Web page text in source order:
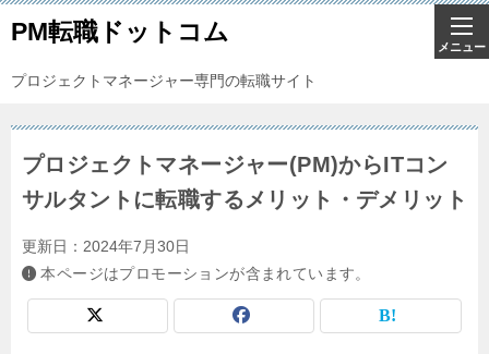
PM転職ドットコム
プロジェクトマネージャー専門の転職サイト
プロジェクトマネージャー(PM)からITコン
サルタントに転職するメリット・デメリット
更新日： 2024年7月30日
本ページはプロモーションが含まれています。